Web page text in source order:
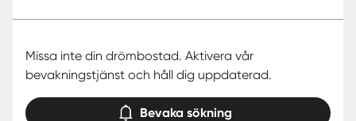
Missa inte din drömbostad. Aktivera vår
bevakningstjänst och håll dig uppdaterad.
Bevaka sökning